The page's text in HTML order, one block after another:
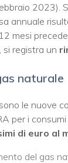
2023).
annuale
mesi
si registra un
naturale
le nuove
per i
di euro al
del gas